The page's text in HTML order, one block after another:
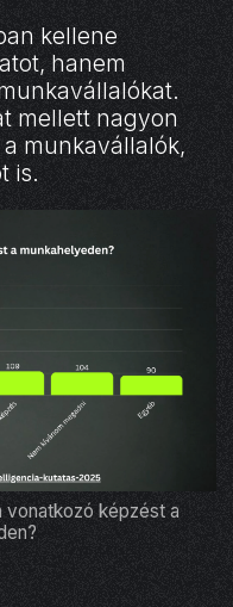
kellene
hanem
mellett nagyon
munkavállalók,
is.
vonatkozó képzést a